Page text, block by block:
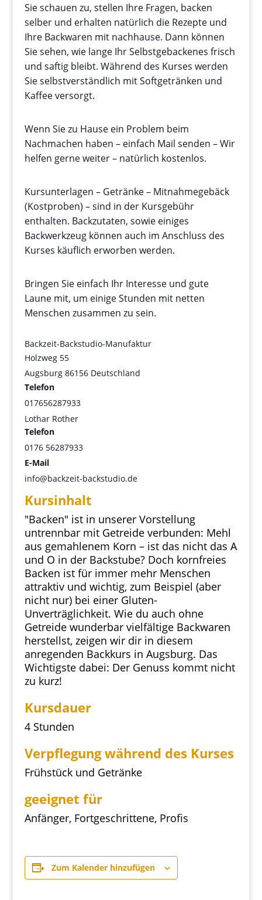
Sie schauen zu, stellen Ihre Fragen, backen
selber und erhalten natürlich die Rezepte und
Ihre Backwaren mit nachhause. Dann können
Sie sehen, wie lange Ihr Selbstgebackenes frisch
und saftig bleibt. Während des Kurses werden
Sie selbstverständlich mit Softgetränken und
Kaffee versorgt.
Wenn Sie zu Hause ein Problem beim
Nachmachen haben – einfach Mail senden – Wir
helfen gerne weiter – natürlich kostenlos.
Kursunterlagen – Getränke – Mitnahmegebäck
(Kostproben) – sind in der Kursgebühr
enthalten. Backzutaten, sowie einiges
Backwerkzeug können auch im Anschluss des
Kurses käuflich erworben werden.
Bringen Sie einfach Ihr Interesse und gute
Laune mit, um einige Stunden mit netten
Menschen zusammen zu sein.
Zum Kalender hinzufügen
Backzeit-Backstudio-Manufaktur
Holzweg 55
Augsburg 86156 Deutschland
Telefon
017656287933
Lothar Rother
Telefon
0176 56287933
E-Mail
info@backzeit-backstudio.de
Kursinhalt
"Backen" ist in unserer Vorstellung
untrennbar mit Getreide verbunden: Mehl
aus gemahlenem Korn – ist das nicht das A
und O in der Backstube? Doch kornfreies
Backen ist für immer mehr Menschen
attraktiv und wichtig, zum Beispiel (aber
nicht nur) bei einer Gluten-
Unverträglichkeit. Wie du auch ohne
Getreide wunderbar vielfältige Backwaren
herstellst, zeigen wir dir in diesem
anregenden Backkurs in Augsburg. Das
Wichtigste dabei: Der Genuss kommt nicht
zu kurz!
Kursdauer
4 Stunden
Verpflegung während des Kurses
Frühstück und Getränke
geeignet für
Anfänger, Fortgeschrittene, Profis